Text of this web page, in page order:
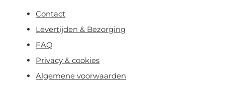
Contact
Levertijden & Bezorging
FAQ
Privacy & cookies
Algemene voorwaarden